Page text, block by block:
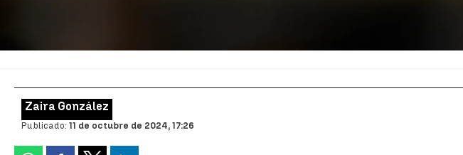
Zaira González
Publicado: 11 de octubre de 2024, 17:26